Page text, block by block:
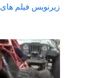
زیرنویس فیلم های MKV